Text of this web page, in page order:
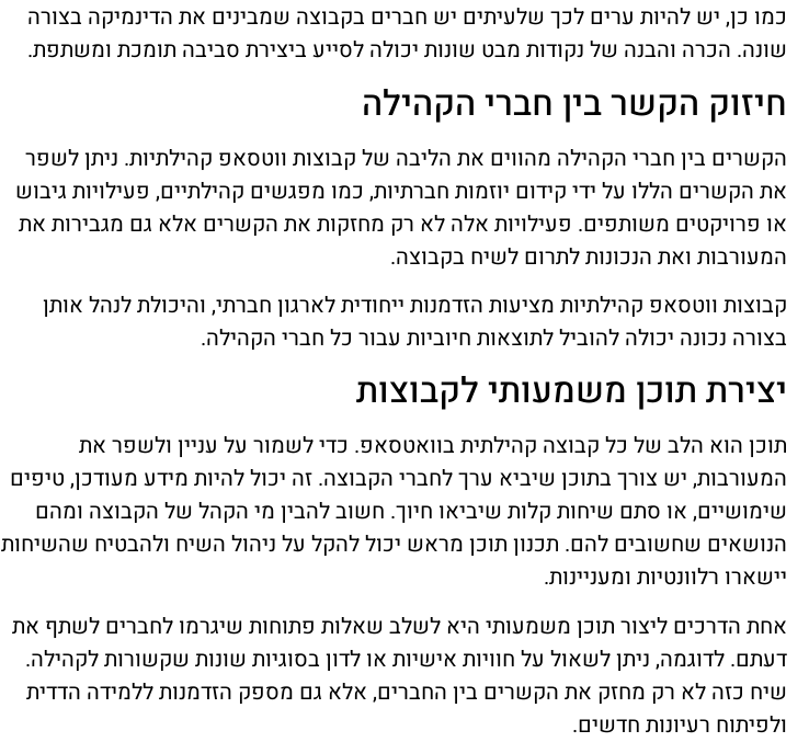
כמו כן, יש להיות ערים לכך שלעיתים יש חברים בקבוצה שמבינים את הדינמיקה בצורה
שונה. הכרה והבנה של נקודות מבט שונות יכולה לסייע ביצירת סביבה תומכת ומשתפת.
חיזוק הקשר בין חברי הקהילה
הקשרים בין חברי הקהילה מהווים את הליבה של קבוצות ווטסאפ קהילתיות. ניתן לשפר
את הקשרים הללו על ידי קידום יוזמות חברתיות, כמו מפגשים קהילתיים, פעילויות גיבוש
או פרויקטים משותפים. פעילויות אלה לא רק מחזקות את הקשרים אלא גם מגבירות את
המעורבות ואת הנכונות לתרום לשיח בקבוצה.
קבוצות ווטסאפ קהילתיות מציעות הזדמנות ייחודית לארגון חברתי, והיכולת לנהל אותן
בצורה נכונה יכולה להוביל לתוצאות חיוביות עבור כל חברי הקהילה.
יצירת תוכן משמעותי לקבוצות
תוכן הוא הלב של כל קבוצה קהילתית בוואטסאפ. כדי לשמור על עניין ולשפר את
המעורבות, יש צורך בתוכן שיביא ערך לחברי הקבוצה. זה יכול להיות מידע מעודכן, טיפים
שימושיים, או סתם שיחות קלות שיביאו חיוך. חשוב להבין מי הקהל של הקבוצה ומהם
הנושאים שחשובים להם. תכנון תוכן מראש יכול להקל על ניהול השיח ולהבטיח שהשיחות
יישארו רלוונטיות ומעניינות.
אחת הדרכים ליצור תוכן משמעותי היא לשלב שאלות פתוחות שיגרמו לחברים לשתף את
דעתם. לדוגמה, ניתן לשאול על חוויות אישיות או לדון בסוגיות שונות שקשורות לקהילה.
שיח כזה לא רק מחזק את הקשרים בין החברים, אלא גם מספק הזדמנות ללמידה הדדית
ולפיתוח רעיונות חדשים.